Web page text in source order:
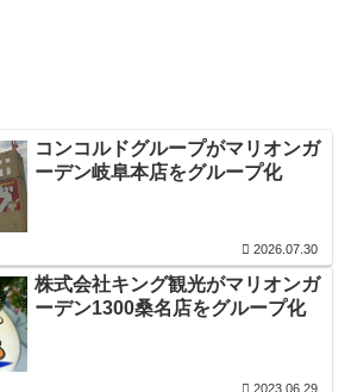
コンコルドグループがマリオンガ
ーデン岐阜本店をグループ化
2026.07.30
株式会社キング観光がマリオンガ
ーデン1300桑名店をグループ化
2023.06.29